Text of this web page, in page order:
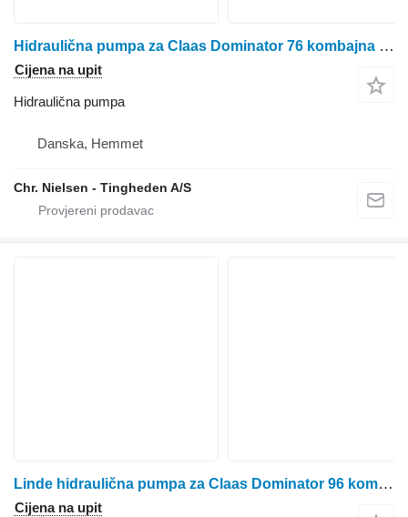
Hidraulična pumpa za Claas Dominator 76 kombajna za žito
Cijena na upit
Hidraulična pumpa
Danska, Hemmet
Chr. Nielsen - Tingheden A/S
Linde hidraulična pumpa za Claas Dominator 96 kombajna za žito
Cijena na upit